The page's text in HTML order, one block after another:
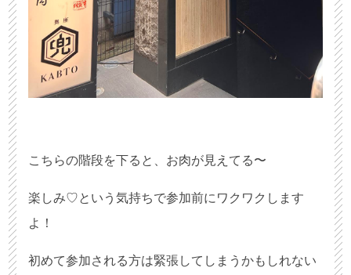
こちらの階段を下ると、お肉が見えてる〜
楽しみ♡という気持ちで参加前にワクワクします
よ！
初めて参加される方は緊張してしまうかもしれない